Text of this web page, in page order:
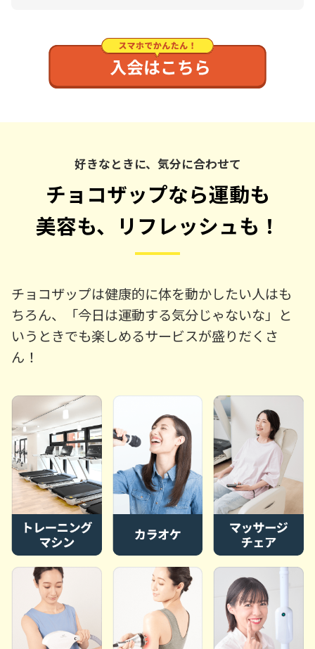
好きなときに、気分に合わせて
チョコザップなら運動も
美容も、リフレッシュも！
チョコザップは健康的に体を動かしたい人はも
ちろん、「今日は運動する気分じゃないな」と
いうときでも楽しめるサービスが盛りだくさ
ん！